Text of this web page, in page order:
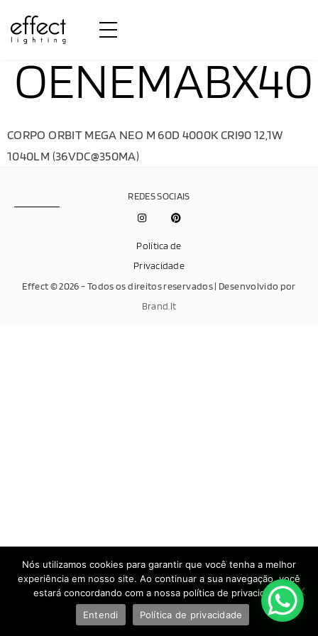
OENEMABX40
CORPO ORBIT MEGA NEO M 60D 4000K CRI90 12,1W
1040LM (36VDC@350MA)
Effect © 2026 - Todos os direitos reservados | Desenvolvido por
Brand.It
Política de
Privacidade
REDES SOCIAIS
Nós utilizamos cookies para garantir que você tenha a melhor
experiência em nosso site. Ao continuar a sua navegação, você
estará concordando com a nossa política de privacidade.
Entendi
Política de privacidade